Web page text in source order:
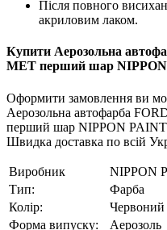
Після повного
акриловим лаком.
Купити Аерозольна
MET перший шар
Оформити замовлення ви
Аерозольна автофарба
перший шар NIPPON
Швидка доставка по всій
Виробник
NIPPON
Тип:
Фарба
Колір:
Червоний
Форма випуску:
Аерозоль